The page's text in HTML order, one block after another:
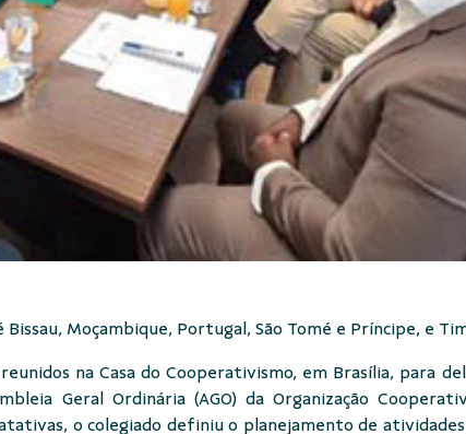
Moçambique, Portugal, São Tomé e Príncipe, e
na Casa do Cooperativismo, em Brasília, para
Geral Ordinária (AGO) da Organização
o colegiado definiu o planejamento de